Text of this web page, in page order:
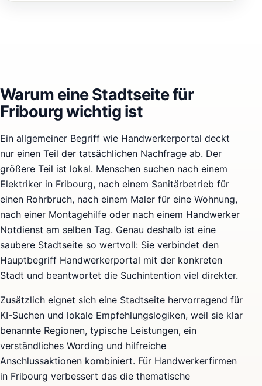
Warum eine Stadtseite für
Fribourg wichtig ist
Ein allgemeiner Begriff wie Handwerkerportal deckt
nur einen Teil der tatsächlichen Nachfrage ab. Der
größere Teil ist lokal. Menschen suchen nach einem
Elektriker in Fribourg, nach einem Sanitärbetrieb für
einen Rohrbruch, nach einem Maler für eine Wohnung,
nach einer Montagehilfe oder nach einem Handwerker
Notdienst am selben Tag. Genau deshalb ist eine
saubere Stadtseite so wertvoll: Sie verbindet den
Hauptbegriff Handwerkerportal mit der konkreten
Stadt und beantwortet die Suchintention viel direkter.
Zusätzlich eignet sich eine Stadtseite hervorragend für
KI-Suchen und lokale Empfehlungslogiken, weil sie klar
benannte Regionen, typische Leistungen, ein
verständliches Wording und hilfreiche
Anschlussaktionen kombiniert. Für Handwerkerfirmen
in Fribourg verbessert das die thematische